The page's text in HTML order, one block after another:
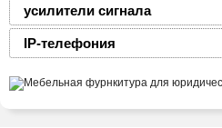
усилители сигнала
IP-телефония